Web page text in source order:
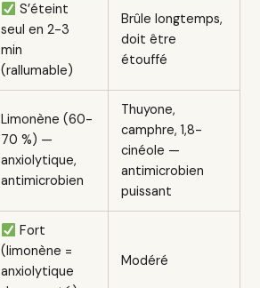
S’éteint
seul en 2-3
min
(rallumable)
Brûle longtemps,
doit être
étouffé
Limonène (60-
70 %) —
anxiolytique,
antimicrobien
Thuyone,
camphre, 1,8-
cinéole —
antimicrobien
puissant
Fort
(limonène =
anxiolytique
Modéré